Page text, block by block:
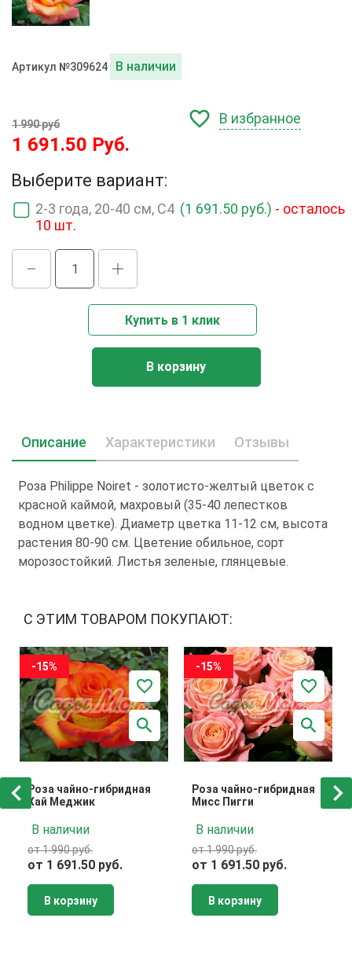
Артикул №309624 В наличии
1 990 руб
1 691.50 Руб.
В избранное
Выберите вариант:
2-3 года, 20-40 см, С4 (1 691.50 руб.) - осталось
10 шт.
Купить в 1 клик
В корзину
Описание Характеристики Отзывы
Роза Philippe Noiret - золотисто-желтый цветок с
красной каймой, махровый (35-40 лепестков
водном цветке). Диаметр цветка 11-12 см, высота
растения 80-90 см. Цветение обильное, сорт
морозостойкий. Листья зеленые, глянцевые.
С ЭТИМ ТОВАРОМ ПОКУПАЮТ:
-15%
Роза чайно-гибридная
Хай Меджик
В наличии
от 1 990 руб.
от 1 691.50 руб.
В корзину
-15%
Роза чайно-гибридная
Мисс Пигги
В наличии
от 1 990 руб.
от 1 691.50 руб.
В корзину